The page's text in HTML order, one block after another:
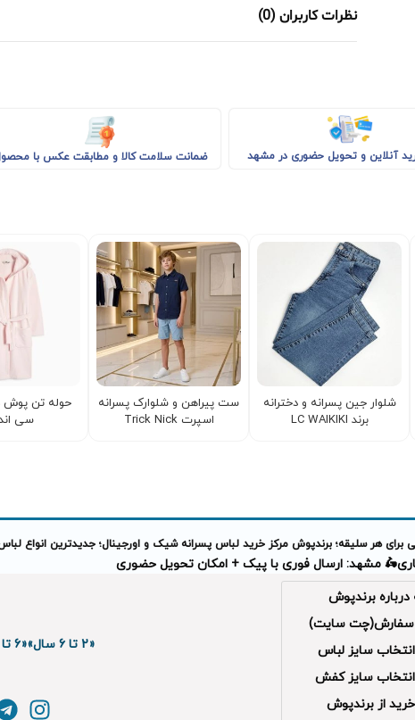
نظرات کاربران (0)
آنلاین و تحویل حضوری در مشهد ضمانت سلامت کالا و مطابقت عکس با
شلوار جین پسرانه و دخترانه
برند LC WAIKIKI
ست پیراهن و شلوارک پسرانه
اسپرت Trick Nick
حوله تن پوش
سی
هر سلیقه؛ برندپوش مرکز خرید لباس پسرانه شیک و اورجینال؛ جدیدترین انواع
🛵 مشهد: ارسال فوری با پیک + امکان تحویل حضوری
برندپوش
سفارش(چت سایت)
انتخاب سایز لباس
انتخاب سایز کفش
از برندپوش
«2 تا 6 سال» «6 تا 10 سال»